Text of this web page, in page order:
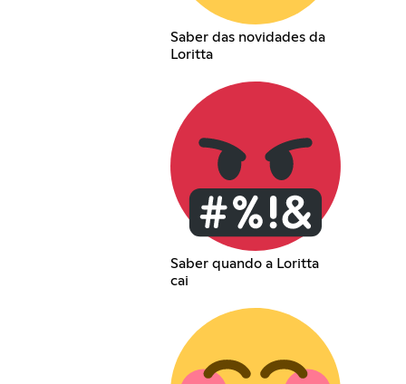
Saber das novidades da
Loritta
Saber quando a Loritta
cai